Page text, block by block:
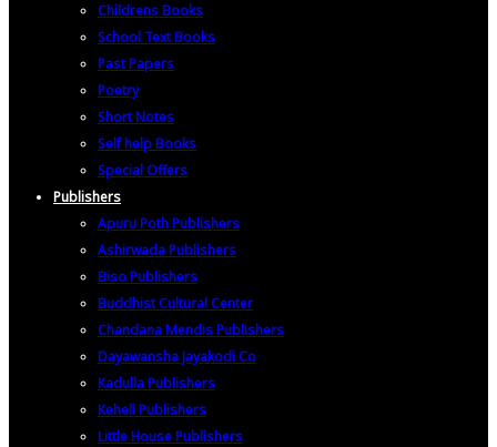
Childrens Books
School Text Books
Past Papers
Poetry
Short Notes
Self help Books
Special Offers
Publishers
Apuru Poth Publishers
Ashirwada Publishers
Biso Publishers
Buddhist Cultural Center
Chandana Mendis Publishers
Dayawansha Jayakodi Co
Kadulla Publishers
Keheli Publishers
Little House Publishers